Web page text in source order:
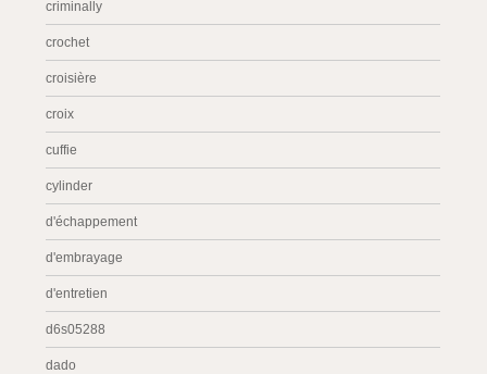
criminally
crochet
croisière
croix
cuffie
cylinder
d'échappement
d'embrayage
d'entretien
d6s05288
dado